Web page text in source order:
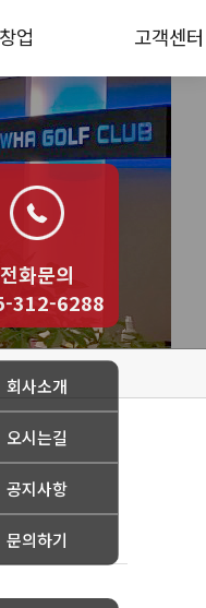
창업
창업
고객센터
공지사항
문의사항
전화문의
312-6288
회사소개
오시는길
공지사항
문의하기